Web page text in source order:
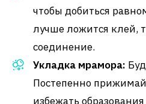
чтобы добиться
лучше ложится клей,
соединение.
Укладка мрамора:
Постепенно
избежать